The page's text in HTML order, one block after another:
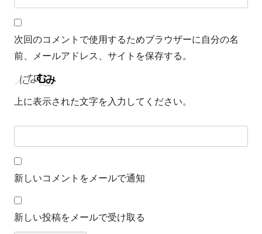
次回のコメントで使用するためブラウザーに自分の名
前、メールアドレス、サイトを保存する。
上に表示された文字を入力してください。
新しいコメントをメールで通知
新しい投稿をメールで受け取る